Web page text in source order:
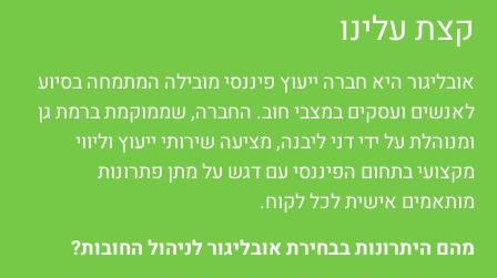
קצת עלינו
אובליגור היא חברה ייעוץ פיננסי מובילה המתמחה בסיוע
לאנשים ועסקים במצבי חוב. החברה, שממוקמת ברמת גן
ומנוהלת על ידי דני ליבנה, מציעה שירותי ייעוץ וליווי
מקצועי בתחום הפיננסי עם דגש על מתן פתרונות
מותאמים אישית לכל לקוח.
מהם היתרונות בבחירת אובליגור לניהול החובות?